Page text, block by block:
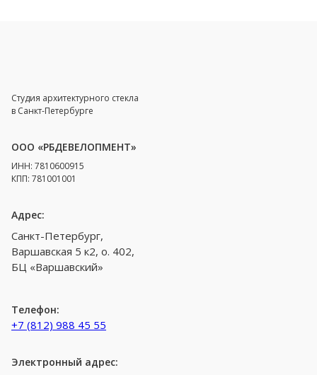
Студия архитектурного стекла
в Санкт-Петербурге
ООО «РБДЕВЕЛОПМЕНТ»
ИНН: 7810600915
КПП: 781001001
Адрес:
Санкт-Петербург,
Варшавская 5 к2, о. 402,
БЦ «Варшавский»
Телефон:
+7 (812) 988 45 55
Электронный адрес: